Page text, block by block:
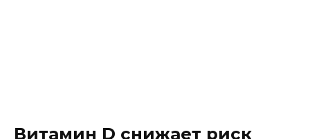
Витамин D снижает риск